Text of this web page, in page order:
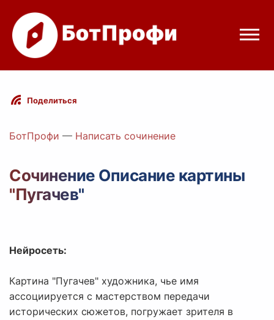
Режимы бота
Цены
Вход с Telegram
Поделиться
БотПрофи — Написать сочинение
Сочинение Описание картины
"Пугачев"
Нейросеть:
Картина "Пугачев" художника, чье имя
ассоциируется с мастерством передачи
исторических сюжетов, погружает зрителя в